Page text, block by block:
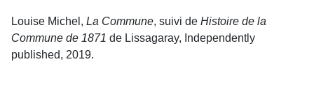
Louise Michel, La Commune, suivi de Histoire de la
Commune de 1871 de Lissagaray, Independently
published, 2019.